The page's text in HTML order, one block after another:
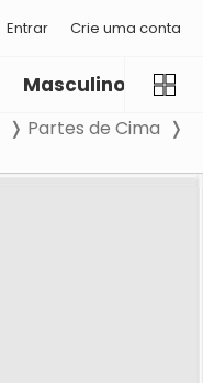
Entrar Crie uma conta
Masculino
Partes de Cima